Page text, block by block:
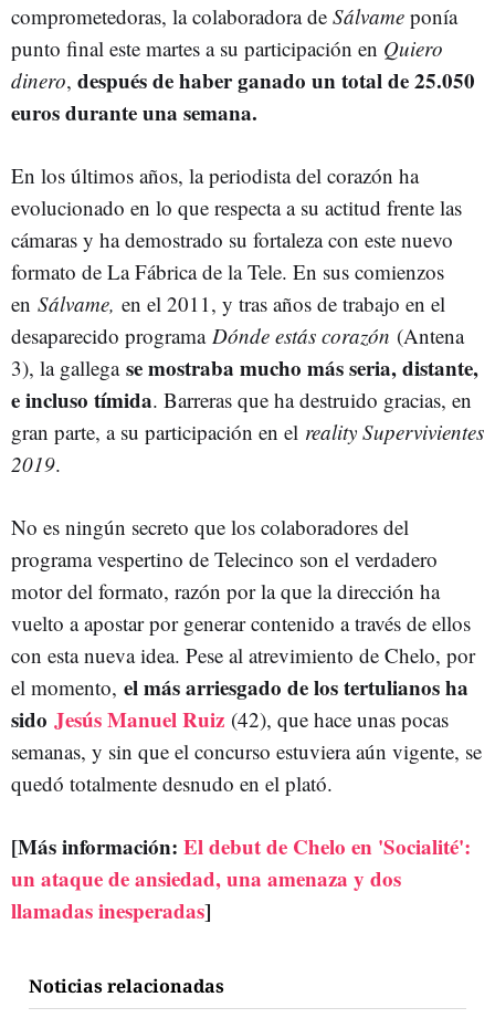
comprometedoras, la colaboradora de Sálvame ponía
punto final este martes a su participación en Quiero
dinero, después de haber ganado un total de 25.050
euros durante una semana.
En los últimos años, la periodista del corazón ha
evolucionado en lo que respecta a su actitud frente las
cámaras y ha demostrado su fortaleza con este nuevo
formato de La Fábrica de la Tele. En sus comienzos
en Sálvame, en el 2011, y tras años de trabajo en el
desaparecido programa Dónde estás corazón (Antena
3), la gallega se mostraba mucho más seria, distante,
e incluso tímida. Barreras que ha destruido gracias, en
gran parte, a su participación en el reality Supervivientes
2019.
No es ningún secreto que los colaboradores del
programa vespertino de Telecinco son el verdadero
motor del formato, razón por la que la dirección ha
vuelto a apostar por generar contenido a través de ellos
con esta nueva idea. Pese al atrevimiento de Chelo, por
el momento, el más arriesgado de los tertulianos ha
sido Jesús Manuel Ruiz (42), que hace unas pocas
semanas, y sin que el concurso estuviera aún vigente, se
quedó totalmente desnudo en el plató.
[Más información: El debut de Chelo en 'Socialité':
un ataque de ansiedad, una amenaza y dos
llamadas inesperadas]
Noticias relacionadas